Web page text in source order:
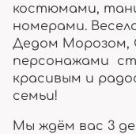
костюмами,
номерами.
Дедом Морозом,
персонажами
красивым и
семьи!
Мы ждём вас 3